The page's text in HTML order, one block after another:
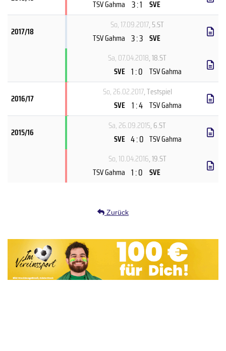
TSV Gahma 3 : 1 SVE
2017/18
So, 17.09.2017, 5.ST
TSV Gahma 3 : 3 SVE
Sa, 07.04.2018, 18.ST
SVE 1 : 0 TSV Gahma
2016/17
So, 26.02.2017, Testspiel
SVE 1 : 4 TSV Gahma
2015/16
Sa, 26.09.2015, 6.ST
SVE 4 : 0 TSV Gahma
So, 10.04.2016, 19.ST
TSV Gahma 1 : 0 SVE
Zurück